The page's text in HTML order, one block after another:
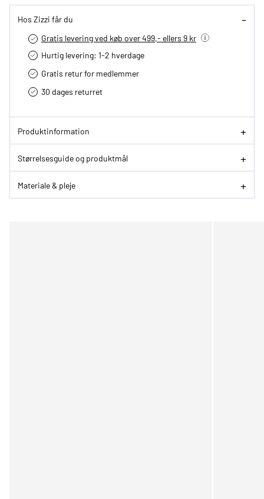
Hos Zizzi får du
Gratis levering ved køb over 499,- ellers 9 kr
Hurtig levering­: 1-2 hverdage
Gratis retur for medlemmer
30 dages returret
Produktinformation
Størrelsesguide og produktmål
Materiale & pleje